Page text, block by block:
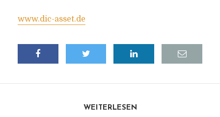
www.dic-asset.de
WEITERLESEN